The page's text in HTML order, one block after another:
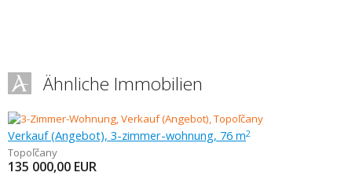
Ähnliche Immobilien
Verkauf (Angebot), 3-zimmer-wohnung, 76 m2
Topoľčany
135 000,00 EUR